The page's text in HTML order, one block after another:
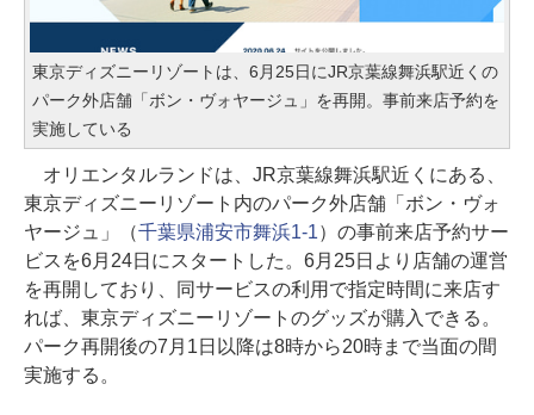
東京ディズニーリゾートは、6月25日にJR京葉線舞浜駅近くの
パーク外店舗「ボン・ヴォヤージュ」を再開。事前来店予約を
実施している
オリエンタルランドは、JR京葉線舞浜駅近くにある、
東京ディズニーリゾート内のパーク外店舗「ボン・ヴォ
ヤージュ」（千葉県浦安市舞浜1-1）の事前来店予約サー
ビスを6月24日にスタートした。6月25日より店舗の運営
を再開しており、同サービスの利用で指定時間に来店す
れば、東京ディズニーリゾートのグッズが購入できる。
パーク再開後の7月1日以降は8時から20時まで当面の間
実施する。